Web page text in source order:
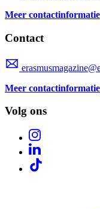
Meer contactinformatie
Contact
Meer contactinformatie
Volg ons